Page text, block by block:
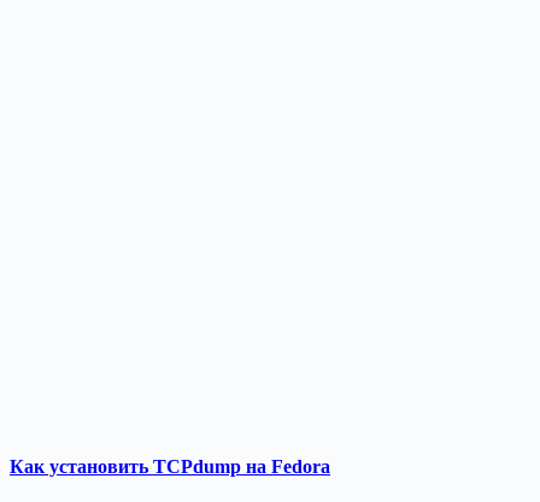
Как установить TCPdump на Fedora